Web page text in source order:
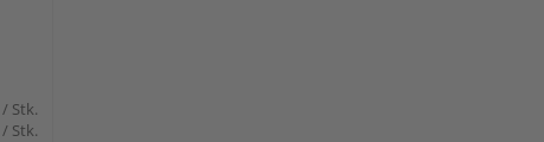
/ Stk.
/ Stk.